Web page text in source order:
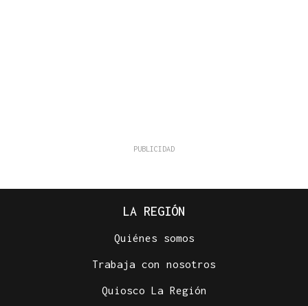
LA REGIÓN
Quiénes somos
Trabaja con nosotros
Quiosco La Región